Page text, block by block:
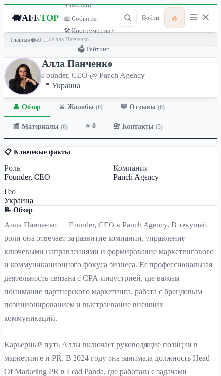
🐗AFF.TOP
🎙 Контент ▾
📅 События
🛠 Инструменты ▾
🗳 Рейтинг
Войти 🔥
Главная ›Алла Панченко
Алла Панченко
Founder, CEO @ Panch Agency
📍 Украина
👤 Обзор ⚔️ Жалобы (0) 💬 Отзывы (0)
📰 Материалы (0) ⭐ 0 📇 Контакты (5)
📋 Ключевые факты
Роль
Founder, CEO
Компания
Panch Agency
Гео
Украина
📝 Обзор
Алла Панченко — Founder, CEO в Panch Agency. В текущей
роли она отвечает за развитие компании, управление
ключевыми направлениями и формирование маркетингового
и коммуникационного фокуса бизнеса. Ее профессиональная
деятельность связана с CPA-индустрией, где важны
понимание партнерского маркетинга, работа с брендовым
позиционированием и выстраивание внешних
коммуникаций.
Карьерный путь Аллы включает руководящие позиции в
маркетинге и PR. В 2024 году она занимала должность Head
Of Marketing PR в Lead Panda, где работала с задачами